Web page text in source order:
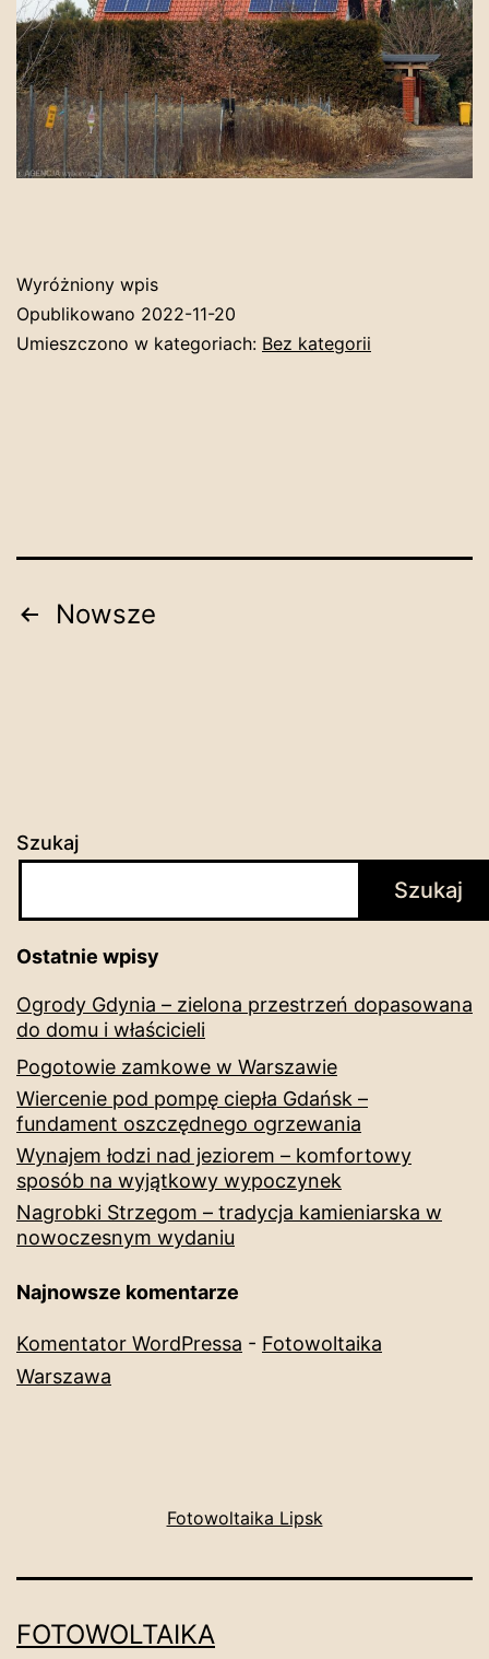
Wyróżniony wpis
Opublikowano 2022-11-20
Umieszczono w kategoriach: Bez kategorii
Stronicowanie
Nowsze
Szukaj
Szukaj
Ostatnie wpisy
Ogrody Gdynia – zielona przestrzeń dopasowana
do domu i właścicieli
Pogotowie zamkowe w Warszawie
Wiercenie pod pompę ciepła Gdańsk –
fundament oszczędnego ogrzewania
Wynajem łodzi nad jeziorem – komfortowy
sposób na wyjątkowy wypoczynek
Nagrobki Strzegom – tradycja kamieniarska w
nowoczesnym wydaniu
Najnowsze komentarze
Komentator WordPressa - Fotowoltaika
Warszawa
Fotowoltaika Lipsk
FOTOWOLTAIKA